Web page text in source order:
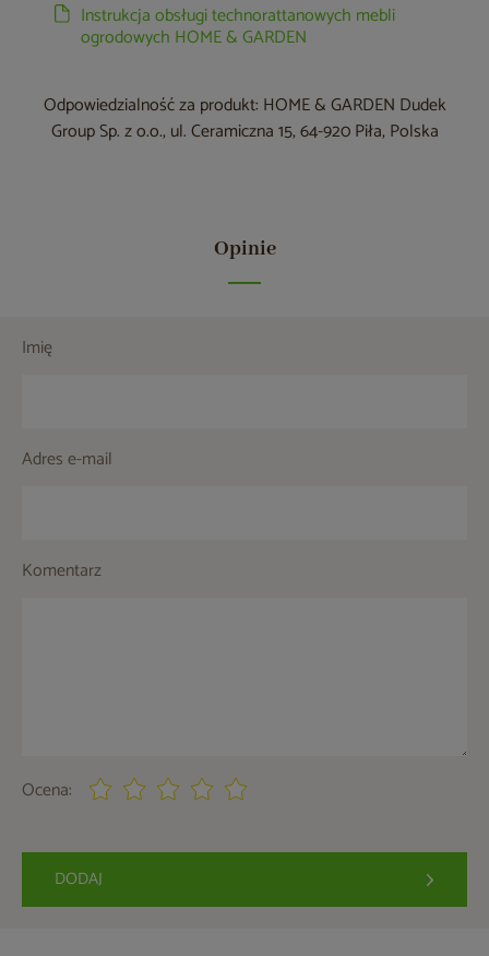
Instrukcja obsługi technorattanowych mebli
ogrodowych HOME & GARDEN
Odpowiedzialność za produkt: HOME & GARDEN Dudek
Group Sp. z o.o., ul. Ceramiczna 15, 64-920 Piła, Polska
Opinie
Imię
Adres e-mail
Komentarz
Ocena:
DODAJ